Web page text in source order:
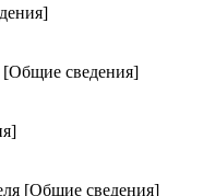
[Общие сведения]
[Общие сведения]